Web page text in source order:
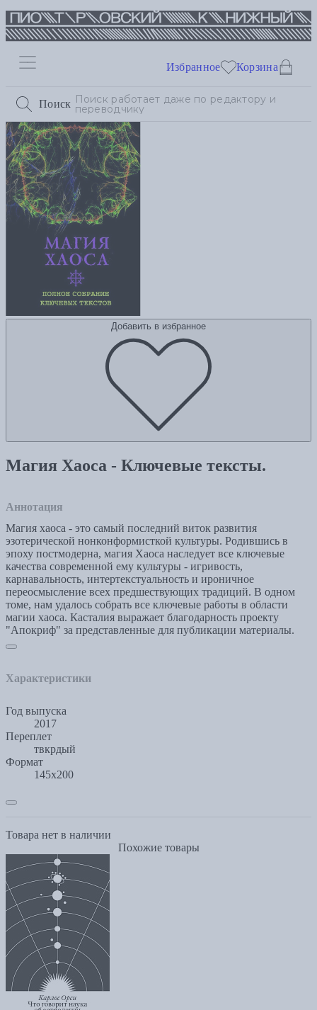
Поиск
Избранное Корзина
Добавить в избранное
Магия Хаоса - Ключевые тексты.
Аннотация
Магия хаоса - это самый последний виток развития
эзотерической нонконформисткой культуры. Родившись в
эпоху постмодерна, магия Хаоса наследует все ключевые
качества современной ему культуры - игривость,
карнавальность, интертекстуальность и ироничное
переосмысление всех предшествующих традиций. В одном
томе, нам удалось собрать все ключевые работы в области
магии хаоса. Касталия выражает благодарность проекту
"Апокриф" за представленные для публикации материалы.
Характеристики
Год выпуска
2017
Переплет
твкрдый
Формат
145х200
Товара нет в наличии
Похожие товары